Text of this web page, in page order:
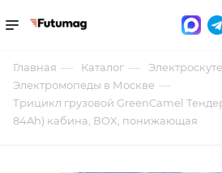
Главная — Каталог —
Электромопеды в Москве —
Трицикл грузовой GreenCamel
84Ah) кабина, BOX, понижающая